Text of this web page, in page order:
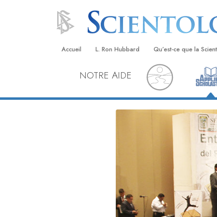
Accueil L. Ron Hubbard Qu’est-ce que la
Croyances et
Credos et Codes de
Les scientologues et
Rencontrez un
À l’intérieur d’une
Les principes de base
La Dianétique : Une
NOTRE AIDE